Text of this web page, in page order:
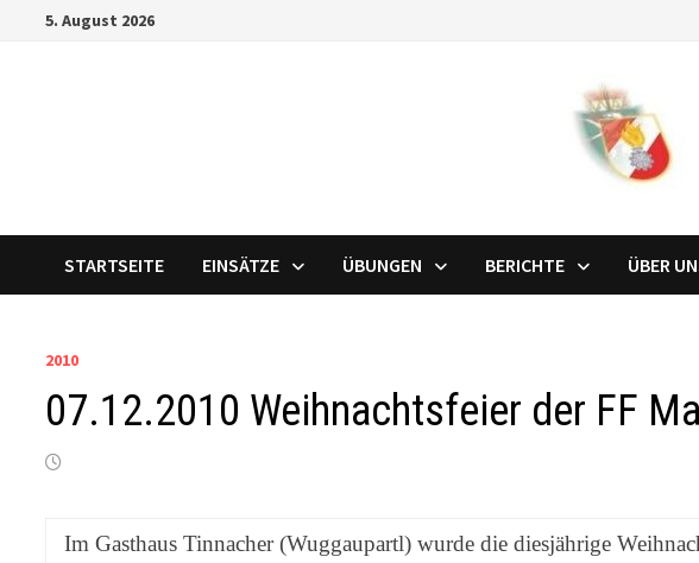
5. August 2026
STARTSEITE EINSÄTZE ÜBUNGEN BERICHTE ÜBER
2010
07.12.2010 Weihnachtsfeier der FF
Im Gasthaus Tinnacher (Wuggaupartl) wurde die diesjährige